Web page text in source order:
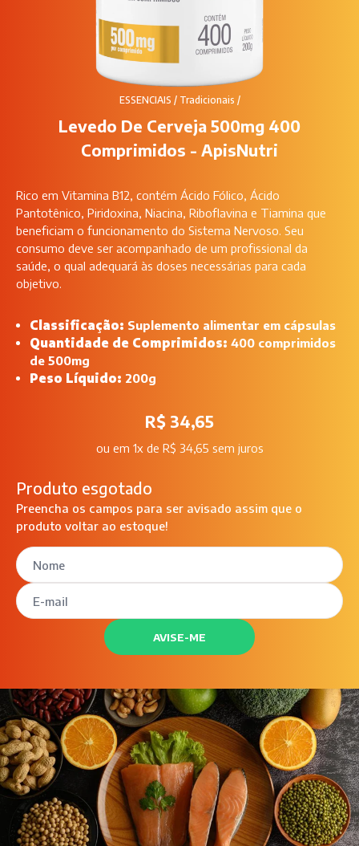
ESSENCIAIS / Tradicionais /
Levedo De Cerveja 500mg 400
Comprimidos - ApisNutri
Rico em Vitamina B12, contém Ácido Fólico, Ácido
Pantotênico, Piridoxina, Niacina, Riboflavina e Tiamina que
beneficiam o funcionamento do Sistema Nervoso. Seu
consumo deve ser acompanhado de um profissional da
saúde, o qual adequará às doses necessárias para cada
objetivo.
Classificação: Suplemento alimentar em cápsulas
Quantidade de Comprimidos: 400 comprimidos
de 500mg
Peso Líquido: 200g
R$ 34,65
ou em 1x de R$ 34,65 sem juros
Produto esgotado
Preencha os campos para ser avisado assim que o
produto voltar ao estoque!
AVISE-ME